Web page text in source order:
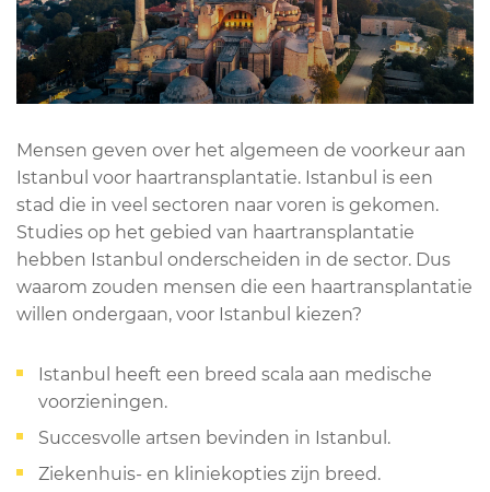
Mensen geven over het algemeen de voorkeur aan
Istanbul voor haartransplantatie. Istanbul is een
stad die in veel sectoren naar voren is gekomen.
Studies op het gebied van haartransplantatie
hebben Istanbul onderscheiden in de sector. Dus
waarom zouden mensen die een haartransplantatie
willen ondergaan, voor Istanbul kiezen?
Istanbul heeft een breed scala aan medische
voorzieningen.
Succesvolle artsen bevinden in Istanbul.
Ziekenhuis- en kliniekopties zijn breed.